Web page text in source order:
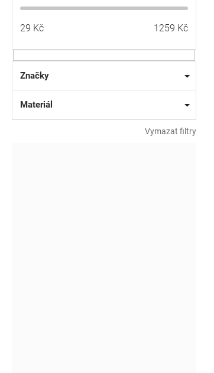
29 Kč 1259 Kč
Značky
Materiál
Vymazat filtry